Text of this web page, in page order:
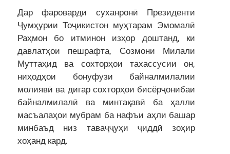
Дар фароварди суханронӣ Президенти
Ҷумҳурии Тоҷикистон муҳтарам Эмомалӣ
Раҳмон бо итминон изҳор доштанд, ки
давлатҳои пешрафта, Созмони Милали
Муттаҳид ва сохторҳои тахассусии он,
ниҳодҳои бонуфузи байналмилалии
молиявӣ ва дигар сохторҳои бисёрҷонибаи
байналмилалӣ ва минтақавӣ ба ҳалли
масъалаҳои мубрам ба нафъи аҳли башар
минбаъд низ таваҷҷуҳи ҷиддӣ зоҳир
хоҳанд кард.